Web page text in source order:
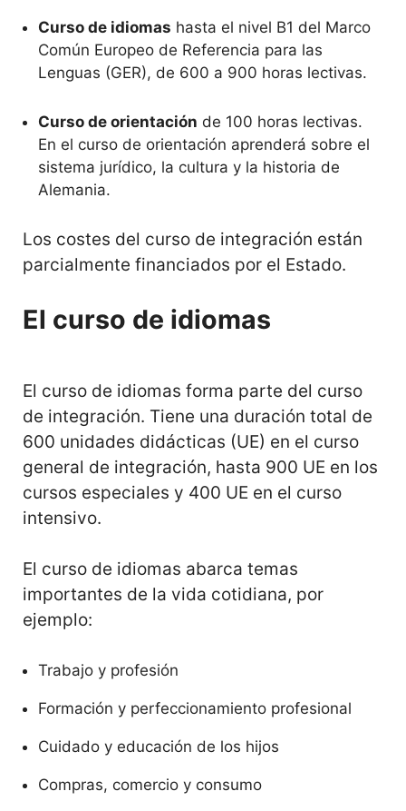
Curso de idiomas hasta el nivel B1 del Marco
Común Europeo de Referencia para las
Lenguas (GER), de 600 a 900 horas lectivas.
Curso de orientación de 100 horas lectivas.
En el curso de orientación aprenderá sobre el
sistema jurídico, la cultura y la historia de
Alemania.
Los costes del curso de integración están
parcialmente financiados por el Estado.
El curso de idiomas
El curso de idiomas forma parte del curso
de integración. Tiene una duración total de
600 unidades didácticas (UE) en el curso
general de integración, hasta 900 UE en los
cursos especiales y 400 UE en el curso
intensivo.
El curso de idiomas abarca temas
importantes de la vida cotidiana, por
ejemplo:
Trabajo y profesión
Formación y perfeccionamiento profesional
Cuidado y educación de los hijos
Compras, comercio y consumo